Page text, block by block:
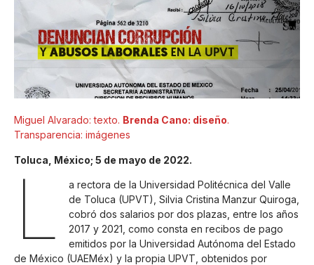
Miguel Alvarado: texto. Brenda Cano: diseño.
Transparencia: imágenes
Toluca, México; 5 de mayo de 2022.
L
a rectora de la Universidad Politécnica del Valle
de Toluca (UPVT), Silvia Cristina Manzur Quiroga,
cobró dos salarios por dos plazas, entre los años
2017 y 2021, como consta en recibos de pago
emitidos por la Universidad Autónoma del Estado
de México (UAEMéx) y la propia UPVT, obtenidos por